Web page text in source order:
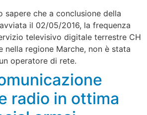
sapere che a conclusione della
il 02/05/2016, la frequenza
televisivo digitale terrestre CH
nella regione Marche, non è stata
operatore di rete.
radio in ottima